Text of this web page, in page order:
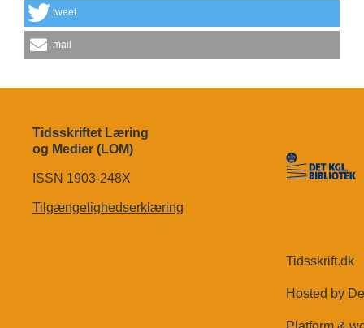
tweet
mail
Tidsskriftet Læring
og Medier (LOM)
ISSN 1903-248X
Tilgængelighedserklæring